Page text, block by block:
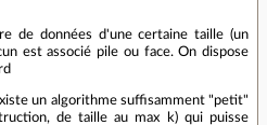
de données d'une certaine taille (un
est associé pile ou face. On dispose
un algorithme suffisamment "petit"
de taille au max k) qui puisse